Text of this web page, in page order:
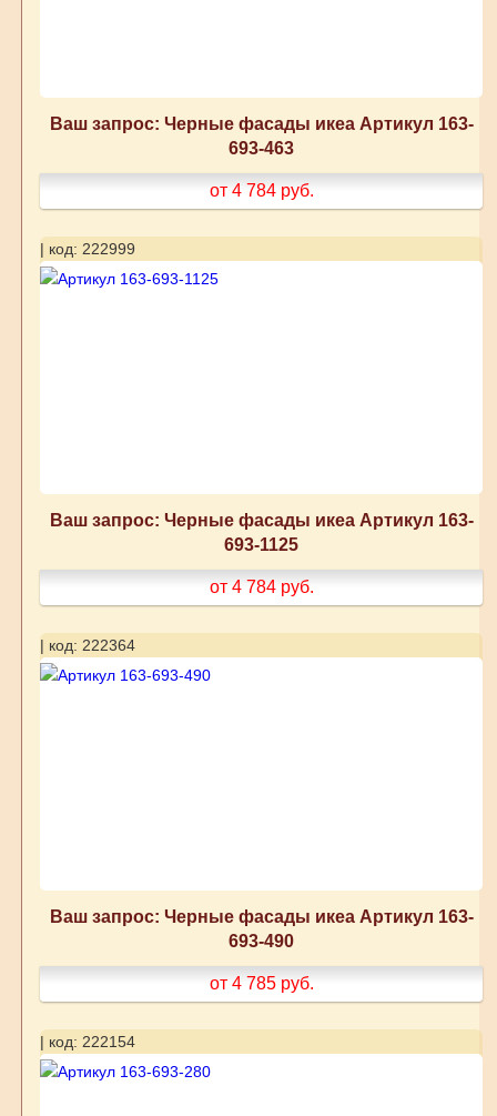
Ваш запрос: Черные фасады икеа Артикул 163-
693-463
от 4 784 руб.
| код: 222999
Ваш запрос: Черные фасады икеа Артикул 163-
693-1125
от 4 784 руб.
| код: 222364
Ваш запрос: Черные фасады икеа Артикул 163-
693-490
от 4 785 руб.
| код: 222154